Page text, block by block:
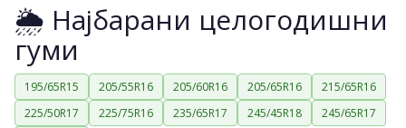
🌦️ Најбарани целогодишни
гуми
195/65R15 205/55R16 205/60R16 205/65R16
215/65R16
225/50R17
225/75R16 235/65R17 245/45R18
245/65R17